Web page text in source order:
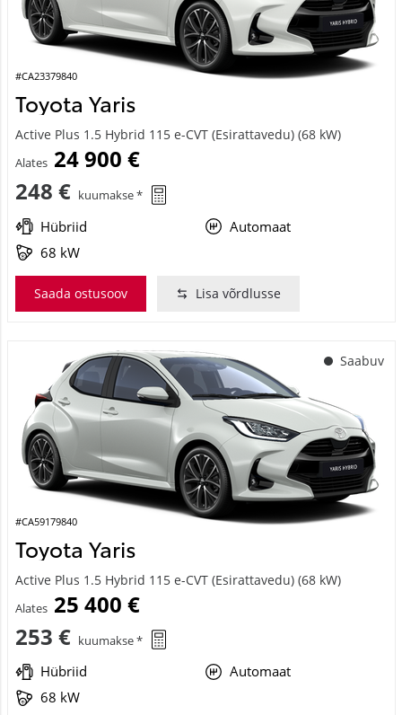
#CA23379840
Toyota Yaris
Active Plus 1.5 Hybrid 115 e-CVT (Esirattavedu) (68 kW)
Alates 24 900 €
248 € kuumakse *
Hübriid
Automaat
68 kW
Saada ostusoov Lisa võrdlusse
Saabuv
#CA59179840
Toyota Yaris
Active Plus 1.5 Hybrid 115 e-CVT (Esirattavedu) (68 kW)
Alates 25 400 €
253 € kuumakse *
Hübriid
Automaat
68 kW